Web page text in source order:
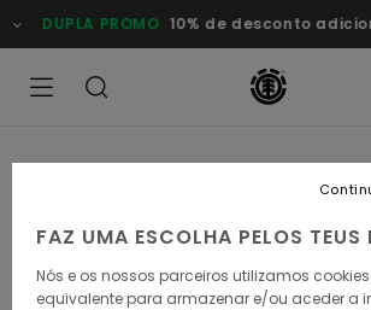
para
a
PROMO 10% de desconto adicional
FAZ UMA ESCOLHA PELOS TEUS
Nós e os nossos parceiros utilizamos
equivalente para armazenar e/ou aceder a